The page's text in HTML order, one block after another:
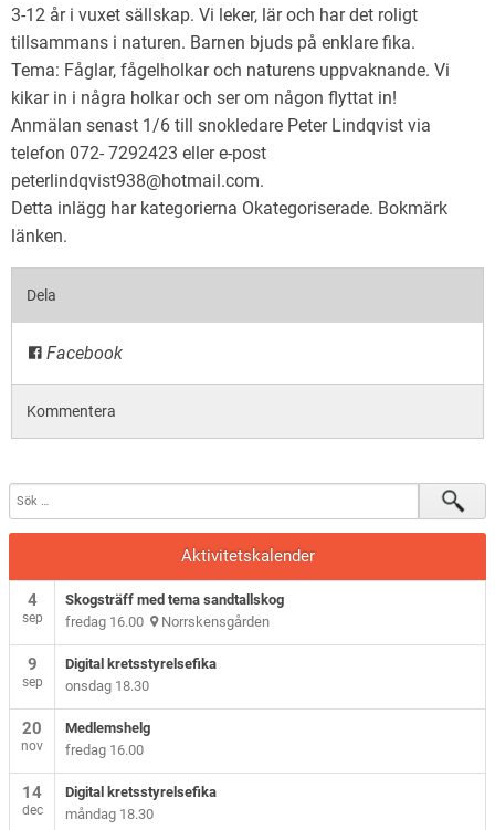
3-12 år i vuxet sällskap. Vi leker, lär och har det roligt
tillsammans i naturen. Barnen bjuds på enklare fika.
Tema: Fåglar, fågelholkar och naturens uppvaknande. Vi
kikar in i några holkar och ser om någon flyttat in!
Anmälan senast 1/6 till snokledare Peter Lindqvist via
telefon 072- 7292423 eller e-post
peterlindqvist938@hotmail.com.
Detta inlägg har kategorierna Okategoriserade. Bokmärk
länken.
Dela
Facebook
Kommentera
Aktivitetskalender
4
sep
Skogsträff med tema sandtallskog
fredag 16.00 Norrskensgården
9
sep
Digital kretsstyrelsefika
onsdag 18.30
20
nov
Medlemshelg
fredag 16.00
14
dec
Digital kretsstyrelsefika
måndag 18.30